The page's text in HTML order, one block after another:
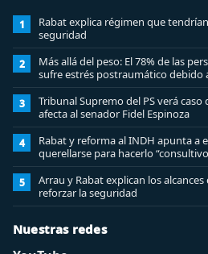
1
Rabat explica régimen que
seguridad
2
Más allá del peso: El 78% de las
sufre estrés postraumático debido
3
Tribunal Supremo del PS verá
afecta al senador Fidel Espinoza
4
Rabat y reforma al INDH apunta a
querellarse para hacerlo
5
Arrau y Rabat explican los alcances
reforzar la seguridad
Nuestras redes